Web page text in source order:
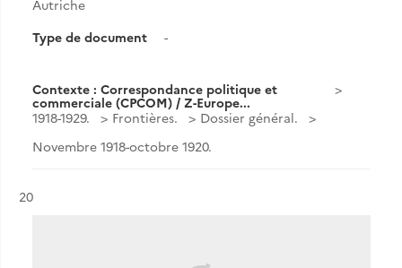
Autriche
Type de document
-
Contexte : Correspondance politique et
commerciale (CPCOM) / Z-Europe...
1918-1929.
Frontières.
Dossier général.
Novembre 1918-octobre 1920.
Résultat n°
20